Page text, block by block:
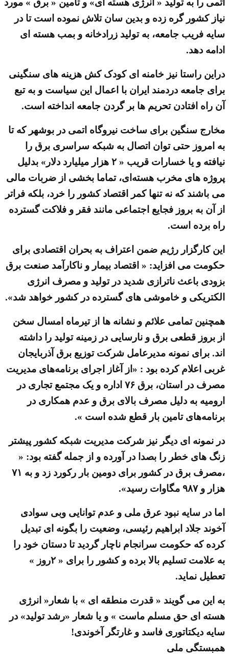
نیاز کشور گره زده و بدین سان تلاش نموده است تا در
سایه فریب جامعه، به تولید زرادخانه و بمب هسته ای
ادامه دهد.
دراین راستا نیز خامنه ای کودک کش هزینه های سنگینی
برای جامعه دردمند ایران با اعمال این سیاست و به تبع
آن راه افتادن تحریم ها بر گردن جامعه انداخته است.
مخارج سنگین برای ساخت نیروگاه اتمی در بوشهر که تا
به امروز حتی توان اتصال به شبکه سراسری برق را
نیافته و یا خسارات قریب « ۲ هزار میلیارد دلار» بدلیل
پروژه های مخرب هسته‌ای، تماما بخشی از ضربات مالی
می باشند که نه تنها کمر اقتصاد کشور را خرد، بلکه فراتر
از آن به بروز فجایع اجتماعی مانند فقر و فلاکت گسترده
راه برده است.
این کارگزار رژیم ضمن اعتراف به بحران اقتصادی برای
حکومت می افزاید: « اقتصاد بیمار و ناکارآمد صنعت برق
بزودی باعث ناترازی شدید در تولید و مصرف انرژی
الکتریکی و خاموشی های گسترده در کشور خواهد شد».
همچنین تمامی علائم و نشانه ها از تیرماه امسال سخن
از بروز قطعی برق و نارسایی در زمینه تولید را داشته
اند. برای نمونه مدیرعامل شرکت توزیع برق آذربایجان
غربی اعلام کرده بود : «از آغاز اجرای برنامه‌های مدیریت
مصرف در استان، برق ۷۶ اداره و یک مجتمع تجاری در
ارومیه به دلیل مصرف بالای برق و عدم همکاری در
برنامه‌های تامین بار قطع شده است ».
در نمونه ای دیگر نیز شرکت مدیریت شبکه کشور پیشتر
زنگ های خطر را بصدا در آورده و از جمله گفته بود: «
،مصرف برق در کشور برای دومین بار رکورد زد و به ۷۱
هزار و ۹۸۷ مگاوات رسید».
اما در سایه نبود عرق ملی و عدم توانایی وبی سوادی
آخوند جلاد ابراهیم رئیسی، وضعیت را بگونه ای تبدیل
کرده که حکومت سرانجام ناچار گردید تا دستان خود را
به علامت تسلیم بالا برده و کشور را برای « ۲روز »
تعطیل نماید.
به این می گویند « قدرت منطقه ای » با شعار« انرژی
هسته ای حق مسلم ماست » و یا شعار «رشد تولید» در
سایه دیکتاتوری فاسد و غارتگر آخوندی!
همبستگی ملی